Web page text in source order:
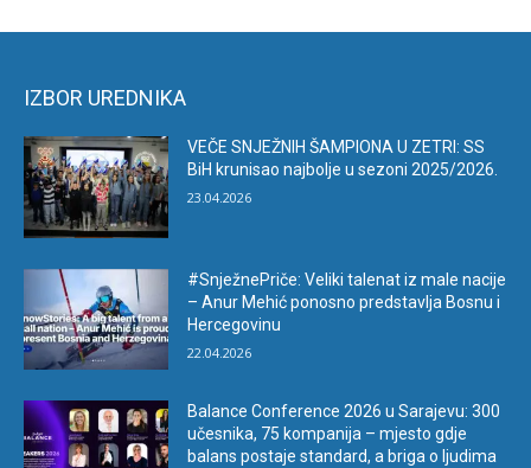
IZBOR UREDNIKA
VEČE SNJEŽNIH ŠAMPIONA U ZETRI: SS
BiH krunisao najbolje u sezoni 2025/2026.
23.04.2026
#SnježnePriče: Veliki talenat iz male nacije
– Anur Mehić ponosno predstavlja Bosnu i
Hercegovinu
22.04.2026
Balance Conference 2026 u Sarajevu: 300
učesnika, 75 kompanija – mjesto gdje
balans postaje standard, a briga o ljudima